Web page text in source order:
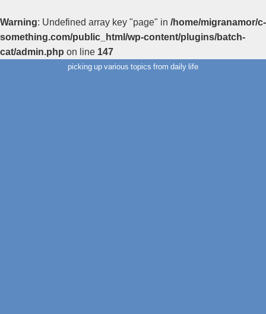
Warning: Undefined array key "page" in /home/migranamor/c-
something.com/public_html/wp-content/plugins/batch-
cat/admin.php on line 147
picking up various topics from daily life